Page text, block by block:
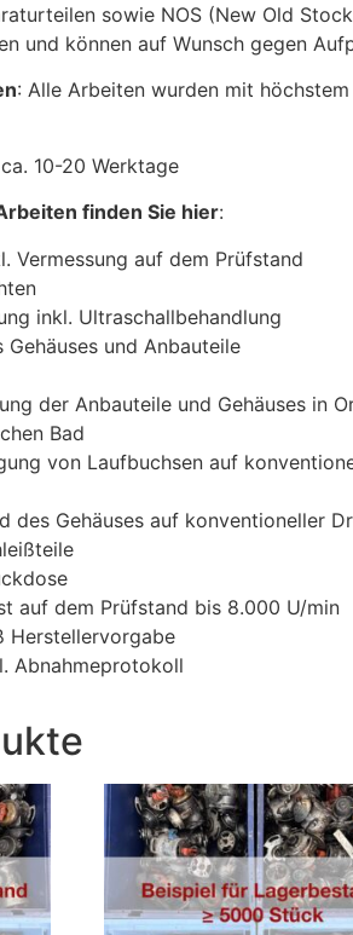
sowie NOS (New Old
und können auf Wunsch gegen
: Alle Arbeiten wurden mit
10-20 Werktage
finden Sie hier:
Vermessung auf dem Prüfstand
inkl. Ultraschallbehandlung
Gehäuses und Anbauteile
der Anbauteile und Gehäuses in
Bad
von Laufbuchsen auf
des Gehäuses auf konventioneller
auf dem Prüfstand bis 8.000 U/min
Herstellervorgabe
Abnahmeprotokoll